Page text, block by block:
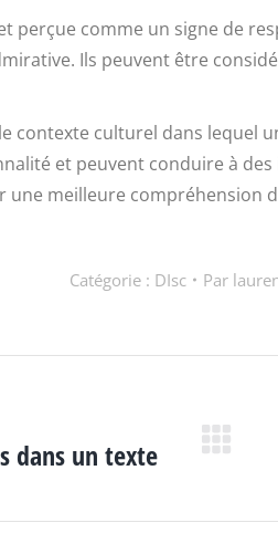
perçue comme un signe de
Ils peuvent être
culturel dans lequel
et peuvent conduire à
meilleure compréhension
Catégorie : DIsc Par
dans un texte
: